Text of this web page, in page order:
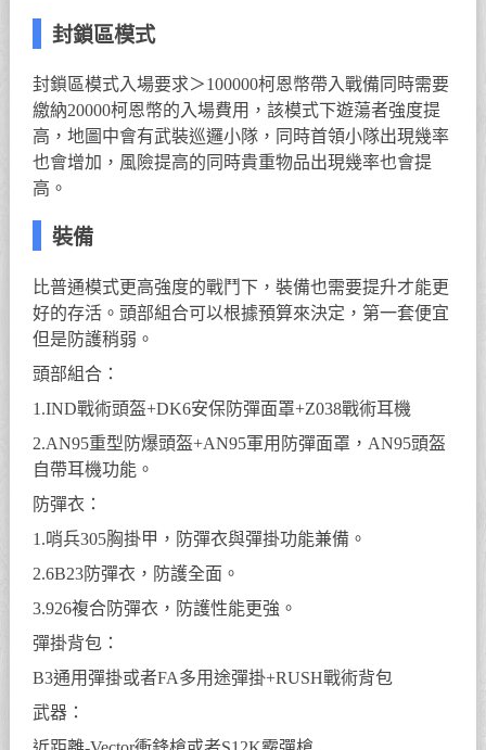
封鎖區模式
封鎖區模式入場要求＞100000柯恩幣帶入戰備同時需要
繳納20000柯恩幣的入場費用，該模式下遊蕩者強度提
高，地圖中會有武裝巡邏小隊，同時首領小隊出現幾率
也會增加，風險提高的同時貴重物品出現幾率也會提
高。
裝備
比普通模式更高強度的戰鬥下，裝備也需要提升才能更
好的存活。頭部組合可以根據預算來決定，第一套便宜
但是防護稍弱。
頭部組合：
1.IND戰術頭盔+DK6安保防彈面罩+Z038戰術耳機
2.AN95重型防爆頭盔+AN95軍用防彈面罩，AN95頭盔
自帶耳機功能。
防彈衣：
1.哨兵305胸掛甲，防彈衣與彈掛功能兼備。
2.6B23防彈衣，防護全面。
3.926複合防彈衣，防護性能更強。
彈掛背包：
B3通用彈掛或者FA多用途彈掛+RUSH戰術背包
武器：